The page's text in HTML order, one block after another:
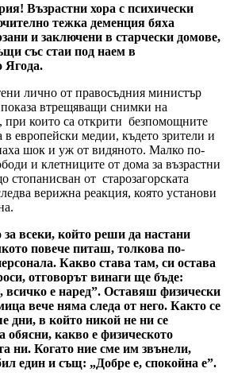
Възрастни хора с психически
тежка деменция бяха
и заключени в старчески домове,
със стаи под наем в
Ягода.
лично от правосъдния министър
втрещяващи снимки на
при които са открити безпомощните
в европейски медии, където зрители и
шок и уж от видяното. Малко по-
и клетниците от дома за възрастни
стопанисван от старозагорската
верижна реакция, която установи
за всеки, който реши да настани
повече питаш, толкова по-
Какво става там, си остава
отговорът винаги ще бъде:
всичко е наред”. Оставяш физически
вече няма следа от него. Както се
дни, в който никой не ни се
обясни, какво е физическото
ни. Когато ние сме им звънели,
един и същ: „Добре е, спокойна е”.